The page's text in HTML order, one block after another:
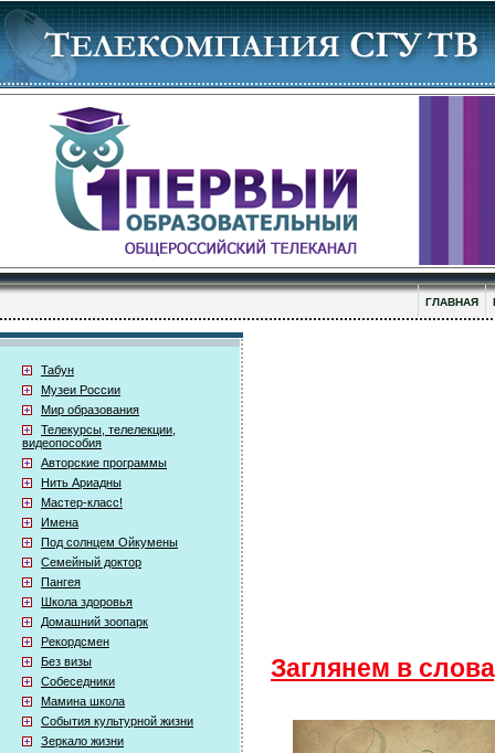
ГЛАВНАЯ
Табун
Музеи России
Мир образования
Телекурсы, телелекции,
видеопособия
Авторские программы
Нить Ариадны
Мастер-класс!
Имена
Под солнцем Ойкумены
Семейный доктор
Пангея
Школа здоровья
Домашний зоопарк
Рекордсмен
Без визы
Собеседники
Мамина школа
События культурной жизни
Зеркало жизни
Заглянем в